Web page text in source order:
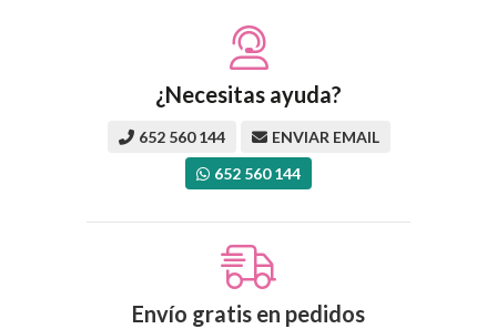
¿Necesitas ayuda?
652 560 144
ENVIAR EMAIL
652 560 144
Envío gratis en pedidos